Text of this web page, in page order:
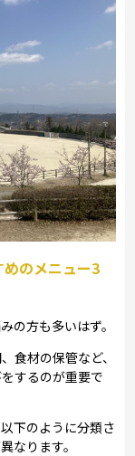
のメニュー3
の方も多いはず。
食材の保管など、
するのが重要で
下のように分類さ
なります。